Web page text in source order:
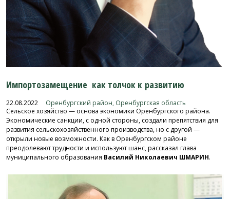
Импортозамещение как толчок к развитию
22.08.2022 Оренбургский район, Оренбургская область
Сельское хозяйство — основа экономики Оренбургского района.
Экономические санкции, с одной стороны, создали препятствия для
развития сельскохозяйственного производства, но с другой —
открыли новые возможности. Как в Оренбургском районе
преодолевают трудности и используют шанс, рассказал глава
муниципального образования Василий Николаевич ШМАРИН.